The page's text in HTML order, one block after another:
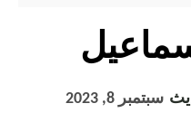
سبتمبر 8, 2023